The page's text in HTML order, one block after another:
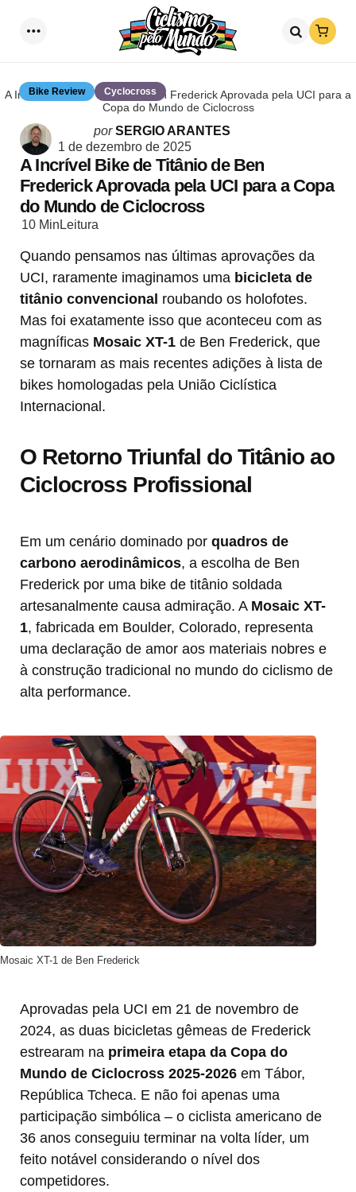
Loja
Bike Review Cyclocross
A Incrível Bike de Titânio de Ben Frederick Aprovada pela UCI para a
Copa do Mundo de Ciclocross
Postado
por
porSERGIO ARANTES
1 de dezembro de 2025
A Incrível Bike de Titânio de Ben
Frederick Aprovada pela UCI para a Copa
do Mundo de Ciclocross
10 Min Leitura
Quando pensamos nas últimas aprovações da
UCI, raramente imaginamos uma bicicleta de
titânio convencional roubando os holofotes.
Mas foi exatamente isso que aconteceu com as
magníficas Mosaic XT-1 de Ben Frederick, que
se tornaram as mais recentes adições à lista de
bikes homologadas pela União Ciclística
Internacional.
O Retorno Triunfal do Titânio ao
Ciclocross Profissional
Em um cenário dominado por quadros de
carbono aerodinâmicos, a escolha de Ben
Frederick por uma bike de titânio soldada
artesanalmente causa admiração. A Mosaic XT-
1, fabricada em Boulder, Colorado, representa
uma declaração de amor aos materiais nobres e
à construção tradicional no mundo do ciclismo de
alta performance.
Mosaic XT-1 de Ben Frederick
Aprovadas pela UCI em 21 de novembro de
2024, as duas bicicletas gêmeas de Frederick
estrearam na primeira etapa da Copa do
Mundo de Ciclocross 2025-2026 em Tábor,
República Tcheca. E não foi apenas uma
participação simbólica – o ciclista americano de
36 anos conseguiu terminar na volta líder, um
feito notável considerando o nível dos
competidores.